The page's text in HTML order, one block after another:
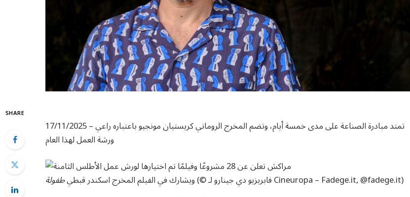
SHARE
17/11/2025– تمتد مبادرة الصناعة على مدى خمسة أيام، وتضم المخرج الروماني كريستيان مونجيو باعتباره راعي
ورشة العمل لهذا العام
ويشارك في الفيلم المخرج اسكندر قبطيطفولة
(© فابريزيو دي جينارو لـ Cineuropa – Fadege.it, @fadege.it)